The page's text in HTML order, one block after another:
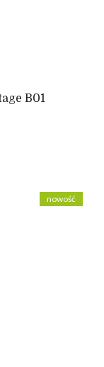
B01
nowość